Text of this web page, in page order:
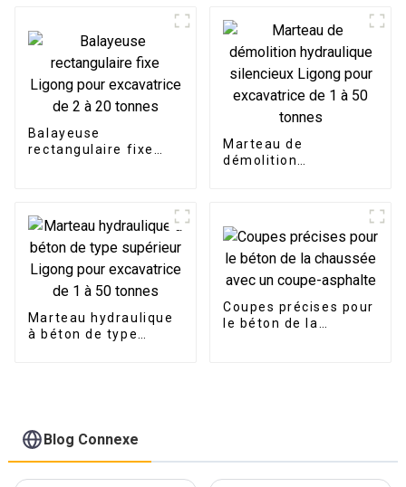
exigences de
construction
Balayeuse
rectangulaire fixe
Marteau de
démolition
pour excavatrice de 1
à 50 tonnes
Marteau hydraulique
à béton de type
Coupes précises pour
le béton de la
Blog Connexe